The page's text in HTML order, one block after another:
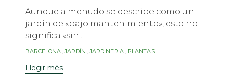
Aunque a menudo se describe como un
jardín de «bajo mantenimiento», esto no
significa «sin...
Etiquetes
BARCELONA,JARDÍN ,JARDINERIA, PLANTAS
Llegir més